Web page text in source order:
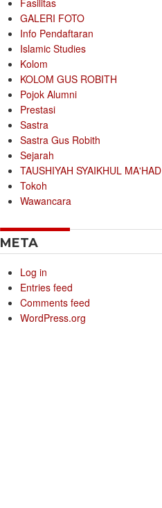
Fasilitas
GALERI FOTO
Info Pendaftaran
Islamic Studies
Kolom
KOLOM GUS ROBITH
Pojok Alumni
Prestasi
Sastra
Sastra Gus Robith
Sejarah
TAUSHIYAH SYAIKHUL MA'HAD
Tokoh
Wawancara
META
Log in
Entries feed
Comments feed
WordPress.org